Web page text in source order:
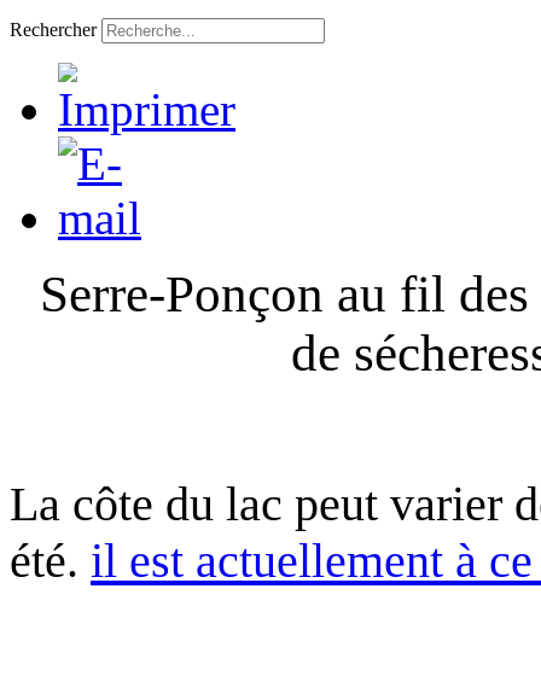
Rechercher
Serre-Ponçon au fil
de
La côte du lac peut varier
été. il est actuellement à